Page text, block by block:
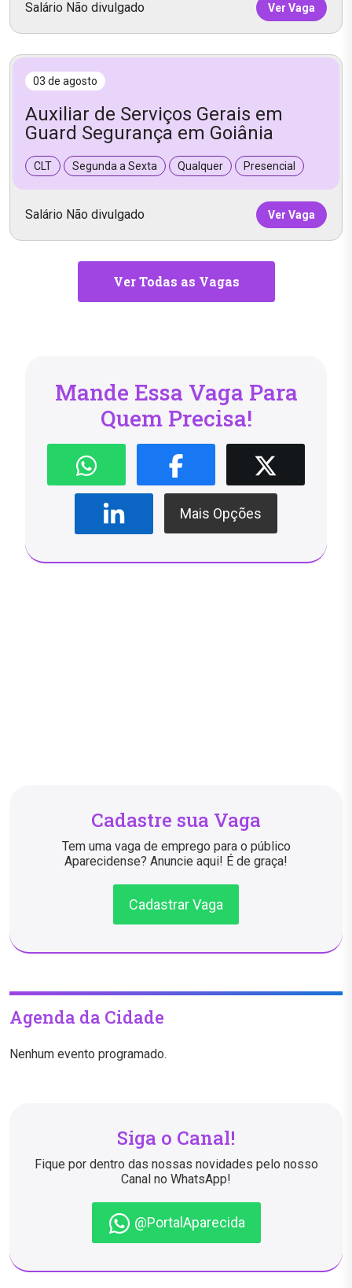
Salário Não divulgado Ver Vaga
03 de agosto
Auxiliar de Serviços Gerais em
Guard Segurança em Goiânia
CLT Segunda a Sexta Qualquer Presencial
Salário Não divulgado Ver Vaga
Ver Todas as Vagas
Mande Essa Vaga Para
Quem Precisa!
Mais Opções
Cadastre sua Vaga
Tem uma vaga de emprego para o público
Aparecidense? Anuncie aqui! É de graça!
Cadastrar Vaga
Agenda da Cidade
Nenhum evento programado.
Siga o Canal!
Fique por dentro das nossas novidades pelo nosso
Canal no WhatsApp!
@PortalAparecida